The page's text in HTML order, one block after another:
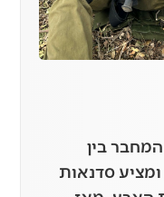
בין
סדנאות